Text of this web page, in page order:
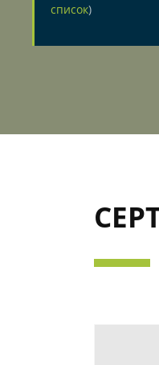
список)